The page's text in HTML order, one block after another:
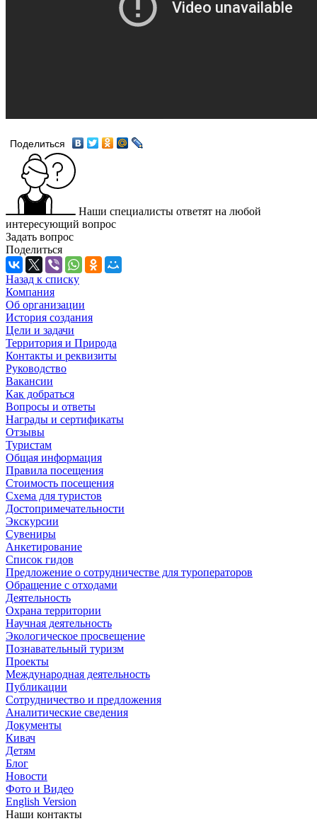
Поделиться
Наши специалисты ответят на любой
интересующий вопрос
Задать вопрос
Поделиться
Назад к списку
Компания
Об организации
История создания
Цели и задачи
Территория и Природа
Контакты и реквизиты
Руководство
Вакансии
Как добраться
Вопросы и ответы
Награды и сертификаты
Отзывы
Туристам
Общая информация
Правила посещения
Стоимость посещения
Схема для туристов
Достопримечательности
Экскурсии
Сувениры
Анкетирование
Список гидов
Предложение о сотрудничестве для туроператоров
Обращение с отходами
Деятельность
Охрана территории
Научная деятельность
Экологическое просвещение
Познавательный туризм
Проекты
Международная деятельность
Публикации
Сотрудничество и предложения
Аналитические сведения
Документы
Кивач
Детям
Блог
Новости
Фото и Видео
English Version
Наши контакты